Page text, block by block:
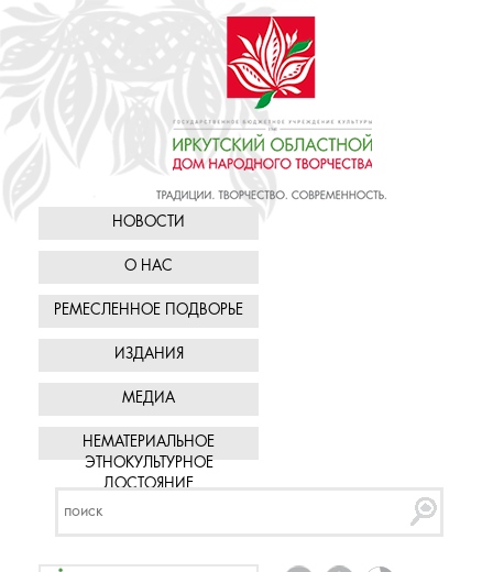
НОВОСТИ
О НАС
РЕМЕСЛЕННОЕ ПОДВОРЬЕ
ИЗДАНИЯ
МЕДИА
НЕМАТЕРИАЛЬНОЕ
ЭТНОКУЛЬТУРНОЕ
ДОСТОЯНИЕ